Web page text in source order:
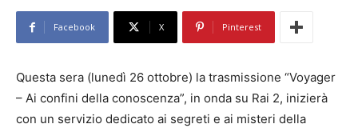
Facebook X Pinterest
Questa sera (lunedì 26 ottobre) la trasmissione “Voyager
– Ai confini della conoscenza”, in onda su Rai 2, inizierà
con un servizio dedicato ai segreti e ai misteri della